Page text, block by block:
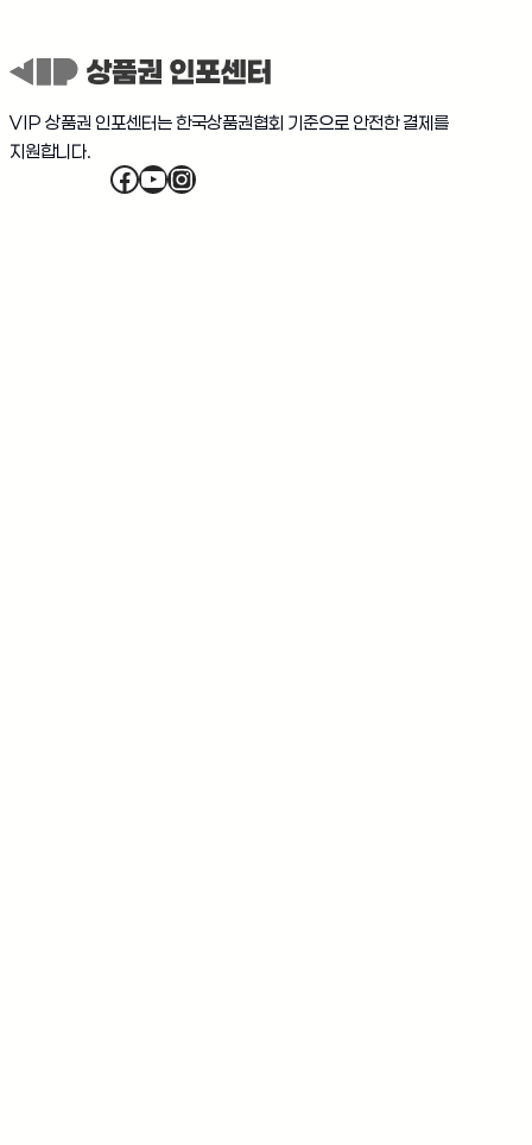
VIP 상품권 인포센터는 한국상품권협회 기준으로 안전한 결제를
지원합니다.
Facebook
YouTube
Instagram